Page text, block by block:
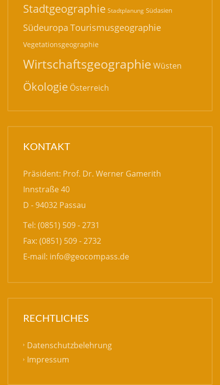
Stadtgeographie Stadtplanung Südasien
Südeuropa Tourismusgeographie
Vegetationsgeographie
Wirtschaftsgeographie Wüsten
Ökologie Österreich
KONTAKT
Präsident: Prof. Dr. Werner Gamerith
Innstraße 40
D - 94032 Passau
Tel: (0851) 509 - 2731
Fax: (0851) 509 - 2732
E-mail: info@geocompass.de
RECHTLICHES
Datenschutzbelehrung
Impressum